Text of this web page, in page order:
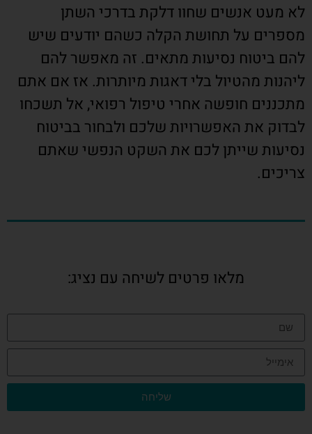
לא מעט אנשים שחוו דלקת בדרכי השתן
מספרים על תחושת הקלה כשהם יודעים שיש
להם ביטוח נסיעות מתאים. זה מאפשר להם
ליהנות מהטיול בלי דאגות מיותרות. אז אם אתם
מתכננים חופשה אחרי טיפול רפואי, אל תשכחו
לבדוק את האפשרויות שלכם ולבחור בביטוח
נסיעות שייתן לכם את השקט הנפשי שאתם
צריכים.
מלאו פרטים לשיחה עם נציג:
שליחה